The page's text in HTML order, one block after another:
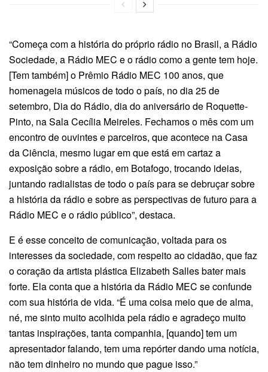
“Começa com a história do próprio rádio no Brasil, a Rádio
Sociedade, a Rádio MEC e o rádio como a gente tem hoje.
[Tem também] o Prêmio Rádio MEC 100 anos, que
homenageia músicos de todo o país, no dia 25 de
setembro, Dia do Rádio, dia do aniversário de Roquette-
Pinto, na Sala Cecília Meireles. Fechamos o mês com um
encontro de ouvintes e parceiros, que acontece na Casa
da Ciência, mesmo lugar em que está em cartaz a
exposição sobre a rádio, em Botafogo, trocando ideias,
juntando radialistas de todo o país para se debruçar sobre
a história da rádio e sobre as perspectivas de futuro para a
Rádio MEC e o rádio público”, destaca.
E é esse conceito de comunicação, voltada para os
interesses da sociedade, com respeito ao cidadão, que faz
o coração da artista plástica Elizabeth Salles bater mais
forte. Ela conta que a história da Rádio MEC se confunde
com sua história de vida. “É uma coisa meio que de alma,
né, me sinto muito acolhida pela rádio e agradeço muito
tantas inspirações, tanta companhia, [quando] tem um
apresentador falando, tem uma repórter dando uma notícia,
não tem dinheiro no mundo que pague isso.”